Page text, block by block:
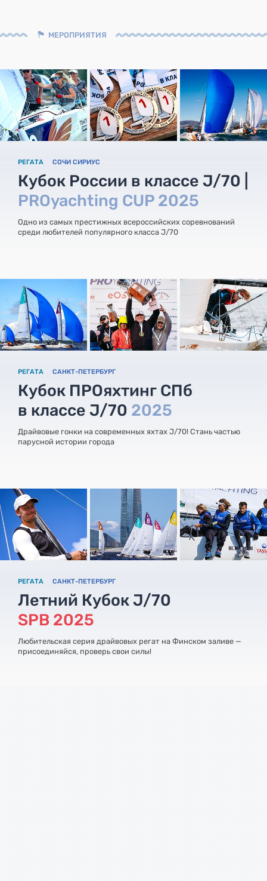
МЕРОПРИЯТИЯ
РЕГАТА СОЧИ СИРИУС
Кубок России в классе J/70 |
PROyachting CUP 2025
Одно из самых престижных всероссийских соревнований
среди любителей популярного класса J/70
РЕГАТА САНКТ-ПЕТЕРБУРГ
Кубок ПРОяхтинг СПб
в классе J/70 2025
Драйвовые гонки на современных яхтах J/70! Стань частью
парусной истории города
РЕГАТА САНКТ-ПЕТЕРБУРГ
Летний Кубок J/70
SPB 2025
Любительская серия драйвовых регат на Финском заливе —
присоединяйся, проверь свои силы!